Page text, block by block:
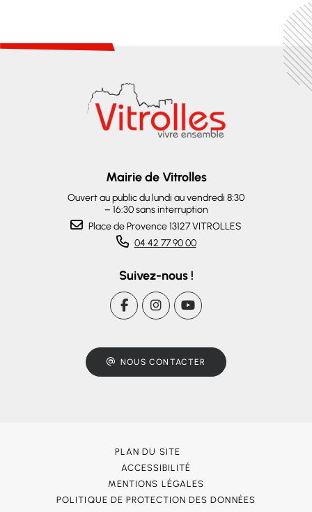
Mairie de Vitrolles
Ouvert au public du lundi au vendredi 8:30
– 16:30 sans interruption
Place de Provence 13127 VITROLLES
04 42 77 90 00
Suivez-nous !
NOUS CONTACTER
PLAN DU SITE
ACCESSIBILITÉ
MENTIONS LÉGALES
POLITIQUE DE PROTECTION DES DONNÉES